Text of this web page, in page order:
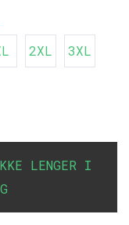
2XL 3XL
LENGER I